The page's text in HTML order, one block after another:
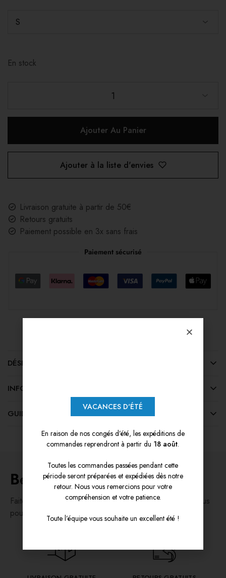
En stock
1
Ajouter Au Panier
Ajouter à la liste d'envies
Livraison gratuite à partir de 50€
Retours gratuits
Paiement possible en 3x sans frais
Paiement sécurisé
DÉSIGNATION DES MARCHANDISES
INFORMATIONS COMPLÉMENTAIRES
GUIDE DES TAILLES
Besoin d'aide ?
Faites vos achats en toute confiance, en sachant que vous
pourrez avoir recours aux quatre services ci-dessous.
VACANCES D'ÉTÉ
En raison de nos congés d’été, les expéditions de
commandes reprendront à partir du 18 août.
Toutes les commandes passées pendant cette
période seront préparées et expédiées dès notre
retour. Nous vous remercions pour votre
compréhension et votre patience.
Toute l’équipe vous souhaite un excellent été !